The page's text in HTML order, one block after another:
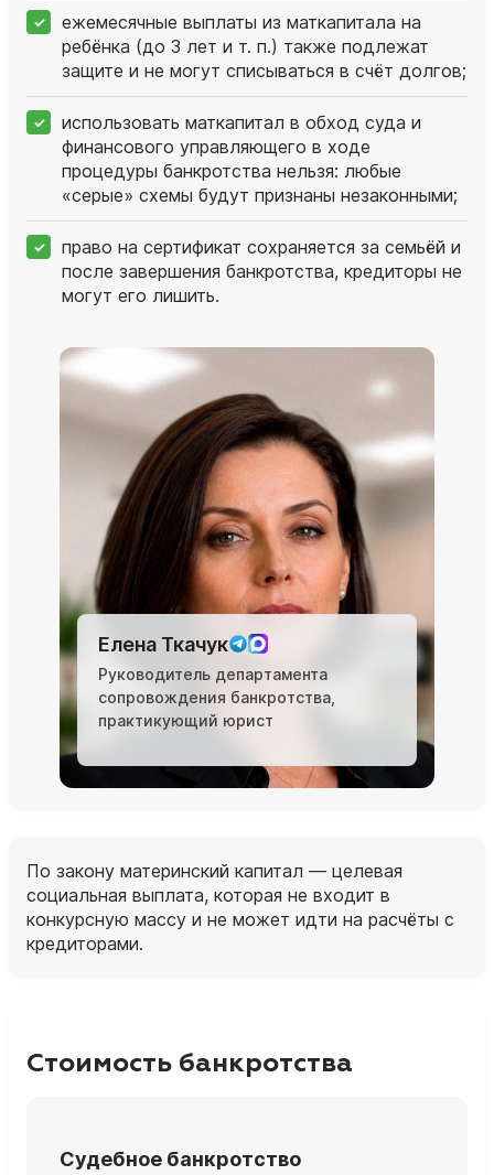
ежемесячные выплаты из маткапитала на
ребёнка (до 3 лет и т. п.) также подлежат
защите и не могут списываться в счёт долгов;
использовать маткапитал в обход суда и
финансового управляющего в ходе
процедуры банкротства нельзя: любые
«серые» схемы будут признаны незаконными;
право на сертификат сохраняется за семьёй и
после завершения банкротства, кредиторы не
могут его лишить.
Елена Ткачук
Руководитель департамента
сопровождения банкротства,
практикующий юрист
По закону материнский капитал — целевая
социальная выплата, которая не входит в
конкурсную массу и не может идти на расчёты с
кредиторами.
Стоимость банкротства
Судебное банкротство